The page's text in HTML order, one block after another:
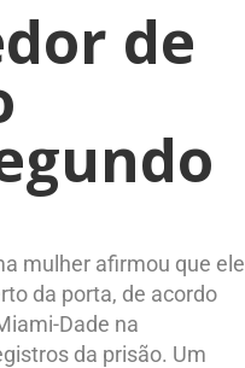
de
mulher afirmou que ele
da porta, de acordo
Dade na
da prisão. Um